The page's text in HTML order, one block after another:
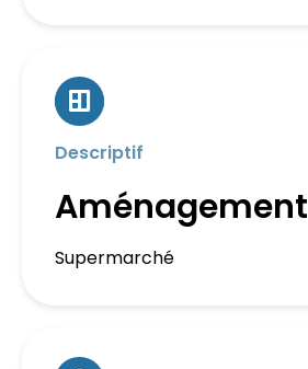
Descriptif
Aménagement
Supermarché